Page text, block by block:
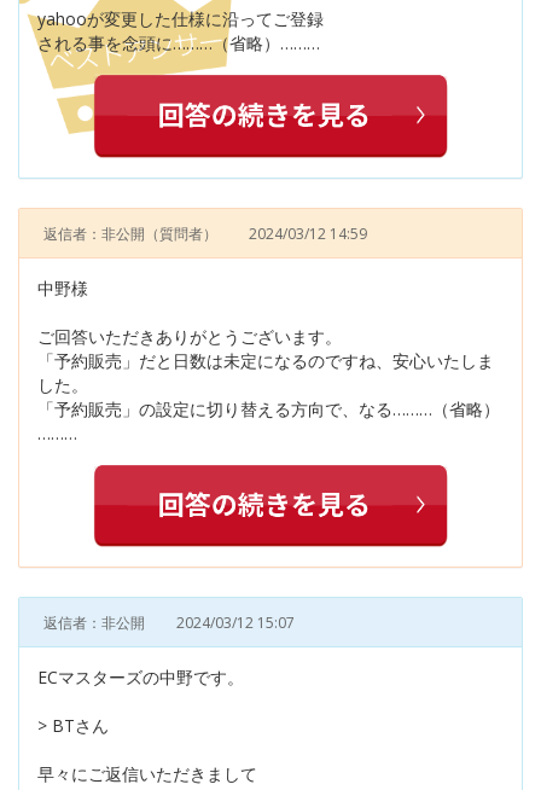
yahooが変更した仕様に沿ってご登録
される事を念頭に………（省略）………
返信者：非公開 （質問者） 2024/03/12 14:59
中野様
ご回答いただきありがとうございます。
「予約販売」だと日数は未定になるのですね、安心いたしま
した。
「予約販売」の設定に切り替える方向で、なる………（省略）
………
返信者：非公開 2024/03/12 15:07
ECマスターズの中野です。
> BTさん
早々にご返信いただきまして